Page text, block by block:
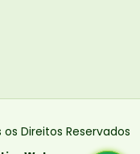
os Direitos Reservados